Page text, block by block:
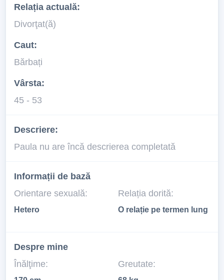
Relația actuală:
Divorţat(ă)
Caut:
Bărbați
Vârsta:
45 - 53
Descriere:
Paula nu are încă descrierea completată
Informații de bază
Orientare sexuală:
Hetero
Relația dorită:
O relație pe termen lung
Despre mine
Înălţime:
Greutate: